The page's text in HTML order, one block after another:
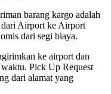
barang kargo adalah
dari Airport ke Airport
dari segi biaya.
ke airport dan
waktu. Pick Up Request
dari alamat yang